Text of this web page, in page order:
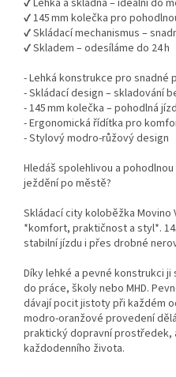
✔ 145 mm kolečka pro
✔ Skládací mechanismus –
✔ Skladem – odesíláme do 24 h
- Lehká konstrukce pro snadné
- Skládací design – skladování
- 145 mm kolečka – pohodlná
- Ergonomická řídítka pro
- Stylový modro‑růžový design
Hledáš spolehlivou a
ježdění po městě?
Skládací city koloběžka Movino
*komfort, praktičnost a styl*.
stabilní jízdu i přes drobné
Díky lehké a pevné konstrukci
do práce, školy nebo MHD.
dávají pocit jistoty při každém
modro‑oranžové provedení
praktický dopravní prostředek,
každodenního života.